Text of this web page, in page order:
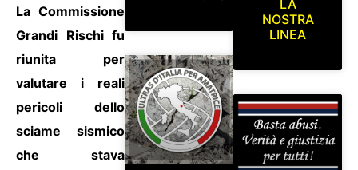
La Commissione
Grandi Rischi fu
riunita per
valutare i reali
pericoli dello
sciame sismico
che stava
LA
NOSTRA
LINEA